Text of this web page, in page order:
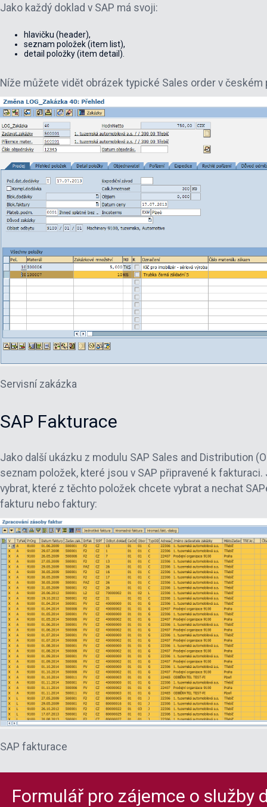
Jako každý doklad v SAP má svoji:
hlavičku (header),
seznam položek (item list),
detail položky (item detail).
Níže můžete vidět obrázek typické Sales order v českém
Servisní zakázka
SAP Fakturace
Jako další ukázku z modulu SAP Sales and Distribution
seznam položek, které jsou v SAP připravené k
vybrat, které z těchto položek chcete vybrat a nechat
fakturu nebo faktury:
SAP fakturace
Formulář pro zájemce o služby